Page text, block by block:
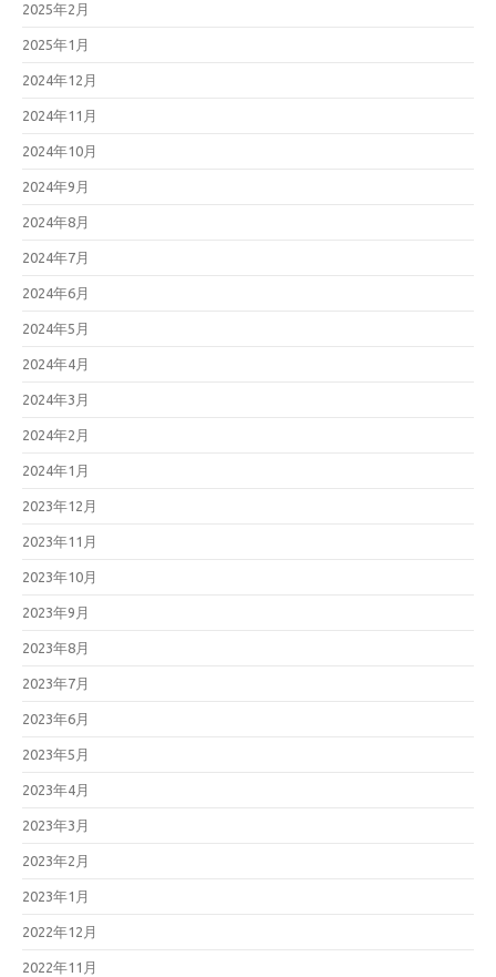
2025年2月
2025年1月
2024年12月
2024年11月
2024年10月
2024年9月
2024年8月
2024年7月
2024年6月
2024年5月
2024年4月
2024年3月
2024年2月
2024年1月
2023年12月
2023年11月
2023年10月
2023年9月
2023年8月
2023年7月
2023年6月
2023年5月
2023年4月
2023年3月
2023年2月
2023年1月
2022年12月
2022年11月